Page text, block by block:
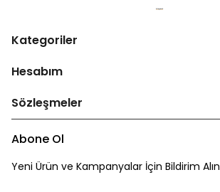
Kategoriler
Hesabım
Sözleşmeler
Abone Ol
Yeni Ürün ve Kampanyalar İçin Bildirim Alın